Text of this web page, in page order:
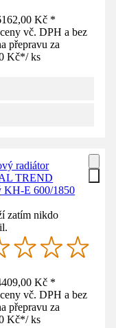
Kč *
vč. DPH a bez
přepravu za
Kč*/ ks
radiátor
TREND
KH-E 600/1850
zatím nikdo
Kč *
vč. DPH a bez
přepravu za
Kč*/ ks